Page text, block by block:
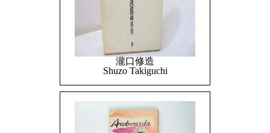
瀧口修造
Shuzo Takiguchi